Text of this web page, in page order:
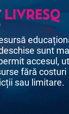
sunt
accesul,
fără
sau limitare.